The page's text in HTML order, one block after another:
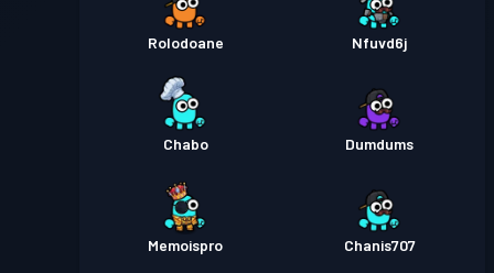
Rolodoane Nfuvd6j
Chabo Dumdums
Memoispro Chanis707